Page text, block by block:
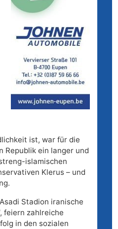
ist, war für die
Republik ein langer und
islamischen
Klerus – und
Stadion iranische
feiern zahlreiche
in den sozialen